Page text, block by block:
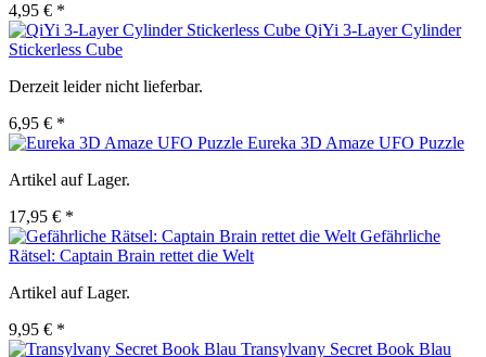
4,95 € *
QiYi 3-Layer Cylinder
Stickerless Cube
Derzeit leider nicht lieferbar.
6,95 € *
Eureka 3D Amaze UFO Puzzle
Artikel auf Lager.
17,95 € *
Gefährliche
Rätsel: Captain Brain rettet die Welt
Artikel auf Lager.
9,95 € *
Transylvany Secret Book Blau